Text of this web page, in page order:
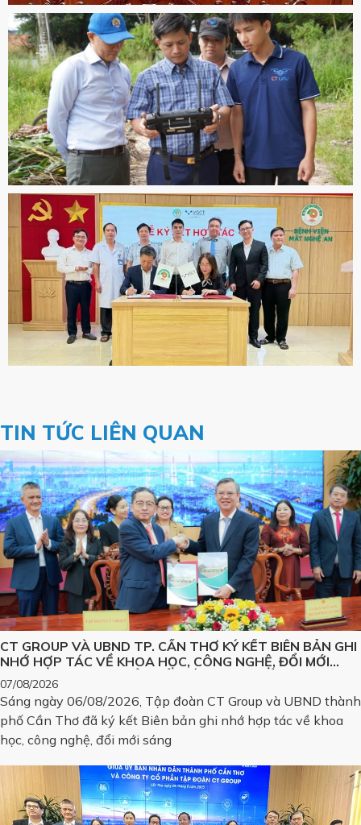
TIN TỨC LIÊN QUAN
CT GROUP VÀ UBND TP. CẦN THƠ KÝ KẾT BIÊN BẢN GHI
NHỚ HỢP TÁC VỀ KHOA HỌC, CÔNG NGHỆ, ĐỔI MỚI
SÁNG TẠO VÀ CHUYỂN ĐỔI SỐ, PHÁT TRIỂN CÁC SẢN
PHẨM CÔNG NGHỆ CHIẾN LƯỢC
07/08/2026
Sáng ngày 06/08/2026, Tập đoàn CT Group và UBND thành
phố Cần Thơ đã ký kết Biên bản ghi nhớ hợp tác về khoa
học, công nghệ, đổi mới sáng